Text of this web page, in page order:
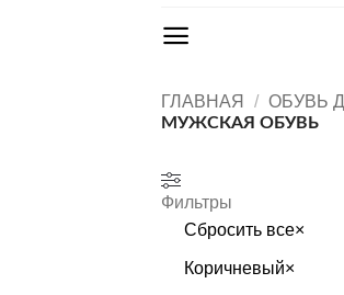
ГЛАВНАЯ / ОБУВЬ
МУЖСКАЯ ОБУВЬ
Фильтры
Сбросить все×
Коричневый×